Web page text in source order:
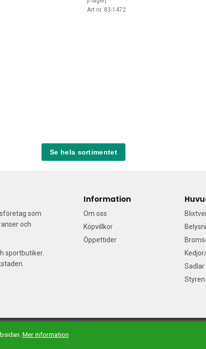
Mer information
Art nr. 83-1472
Se hela sortimentet
som
och
sportbutiker.
Information
Om oss
Köpvillkor
Öppettider
Sadlar
Styren
| Tel: 076-140 91 99| E-handelslösning från